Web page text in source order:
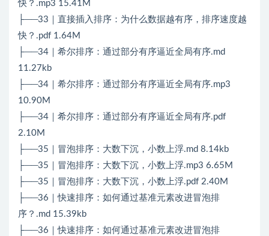
快？.mp3 15.41M
├──33｜直接插入排序：为什么数据越有序，排序速度越
快？.pdf 1.64M
├──34｜希尔排序：通过部分有序逼近全局有序.md
11.27kb
├──34｜希尔排序：通过部分有序逼近全局有序.mp3
10.90M
├──34｜希尔排序：通过部分有序逼近全局有序.pdf
2.10M
├──35｜冒泡排序：大数下沉，小数上浮.md 8.14kb
├──35｜冒泡排序：大数下沉，小数上浮.mp3 6.65M
├──35｜冒泡排序：大数下沉，小数上浮.pdf 2.40M
├──36｜快速排序：如何通过基准元素改进冒泡排
序？.md 15.39kb
├──36｜快速排序：如何通过基准元素改进冒泡排